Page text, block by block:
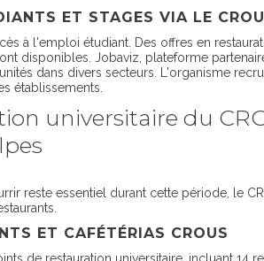
ET STAGES VIA LE
à l'emploi étudiant. Des offres en
disponibles. Jobaviz, plateforme
dans divers secteurs. L'organisme
établissements.
universitaire du
reste essentiel durant cette période, le
ET CAFÉTÉRIAS CROUS
de restauration universitaire, incluant 14